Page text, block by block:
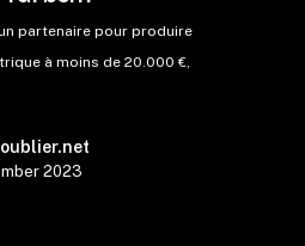
partenaire pour produire
à moins de 20.000 €,
2023